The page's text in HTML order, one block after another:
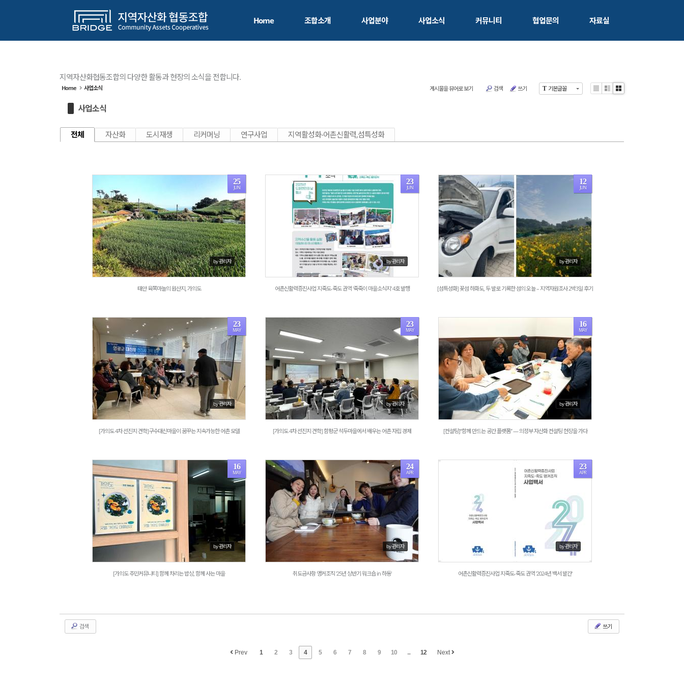
Home
조합소개 사업분야 사업소식 커뮤니티 협업문의 자료실
지역자산화협동조합의 다양한 활동과 현장의 소식을 전합니다.
Home 사업소식 T 기본글꼴
게시물을 뷰어로 보기 검색 쓰기
사업소식
전체 자산화 도시재생 리커머닝 연구사업 지역활성화-어촌신활력,섬특성화
ListZineGallery
25
JUN
by 관리자
2781
태안 육쪽마늘의 원산지, 가의도
23
JUN
by 관리자
1490
어촌신활력증진사업 지죽도-죽도 권역 '죽죽이 마을소식지' 4호 발행
12
JUN
by 관리자
1195
[섬특성화] 꽃섬 하화도, 두 발로 기록한 섬의 오늘 – 지역자원조사 2박3일 후기
23
MAY
by 관리자
1218
[가의도 4차 선진지 견학]구수대신마을이 꿈꾸는 지속가능한 어촌 모델
23
MAY
by 관리자
1417
[가의도 4차 선진지 견학] 함평군 석두마을에서 배우는 어촌 자립 경제
16
MAY
by 관리자
993
[컨설팅]“함께 만드는 공간 플랫폼” — 의정부 자산화 컨설팅 현장을 가다
16
MAY
by 관리자
1171
[가의도 주민커뮤니티] 함께 차리는 밥상, 함께 사는 마을
24
APR
by 관리자
1295
취도금사항 앵커조직 '25년 상반기 워크숍 in 하동'
23
APR
by 관리자
어촌신활력증진사업 지죽도-죽도 권역 '2024년 백서 발간'
검색 쓰기
Prev 1 2 3 4 5 6 7 8 9 10 ... 12 Next